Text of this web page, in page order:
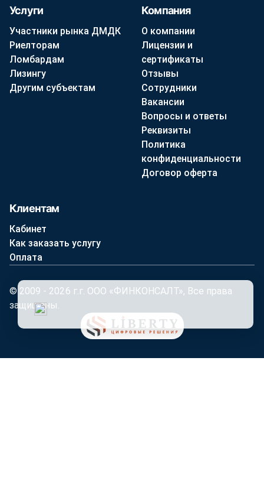
Услуги
Участники рынка ДМДК
Риелторам
Ломбардам
Лизингу
Другим субъектам
Компания
О компании
Лицензии и
сертификаты
Отзывы
Сотрудники
Вакансии
Вопросы и ответы
Реквизиты
Политика
конфиденциальности
Договор оферта
Клиентам
Кабинет
Как заказать услугу
Оплата
© 2009 - 2026 г.г. ООО «ФИНКОНСАЛТ», Все права
защищены.